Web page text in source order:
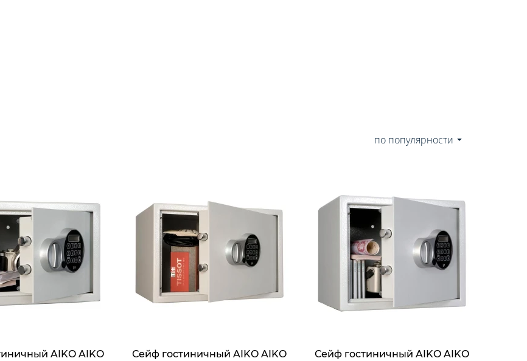
по популярности
AIKO AIKO
Сейф гостиничный AIKO AIKO
Сейф гостиничный AIKO AIKO